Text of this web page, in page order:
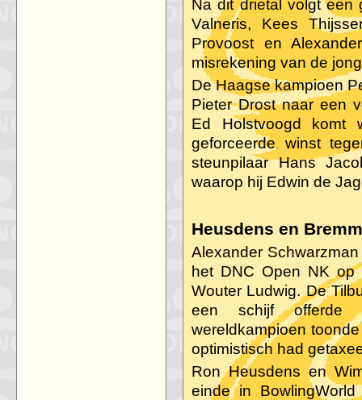
Na dit drietal volgt
Valneris, Kees
Provoost en
misrekening van de
De Haagse kampioen
Pieter Drost naar een
Ed Holstvoogd komt
geforceerde winst
steunpilaar Hans
waarop hij Edwin de
Heusdens en
Alexander
het DNC Open NK op
Wouter Ludwig. De
een schijf offerde
wereldkampioen
optimistisch had
Ron Heusdens en
einde in